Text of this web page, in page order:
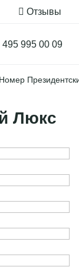
Отзывы
495 995 00 09
Номер
Люкс